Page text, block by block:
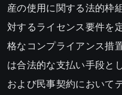
産の使用に関する法的枠
対するライセンス要件を
格なコンプライアンス措
は合法的な支払い手段と
および民事契約において